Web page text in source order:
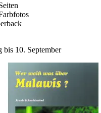
bis 10. September